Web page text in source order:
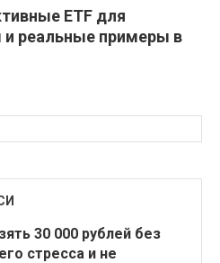
ETF для
реальные примеры в
30 000 рублей без
стресса и не